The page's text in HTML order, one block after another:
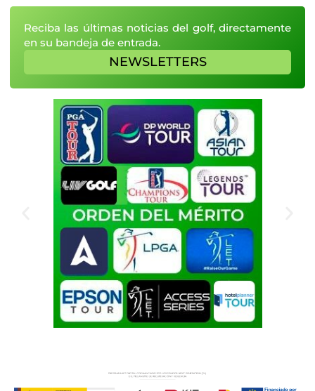
Reciba las últimas noticias del golf, directamente
en su bandeja de entrada.
NEWSLETTERS